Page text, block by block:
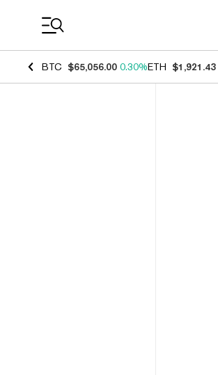
BTC $65,056.00 0.30%ETH $1,921.43